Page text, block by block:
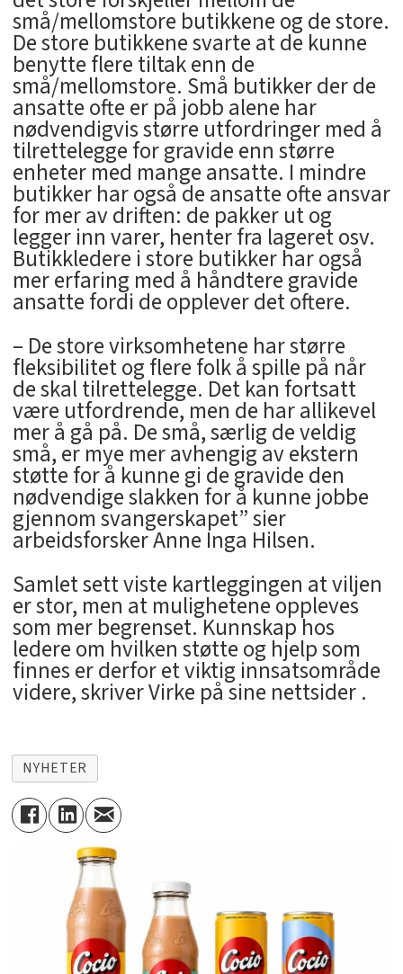
små/mellomstore butikkene og de store.
De store butikkene svarte at de kunne
benytte flere tiltak enn de
små/mellomstore. Små butikker der de
ansatte ofte er på jobb alene har
nødvendigvis større utfordringer med å
tilrettelegge for gravide enn større
enheter med mange ansatte. I mindre
butikker har også de ansatte ofte ansvar
for mer av driften: de pakker ut og
legger inn varer, henter fra lageret osv.
Butikkledere i store butikker har også
mer erfaring med å håndtere gravide
ansatte fordi de opplever det oftere.
– De store virksomhetene har større
fleksibilitet og flere folk å spille på når
de skal tilrettelegge. Det kan fortsatt
være utfordrende, men de har allikevel
mer å gå på. De små, særlig de veldig
små, er mye mer avhengig av ekstern
støtte for å kunne gi de gravide den
nødvendige slakken for å kunne jobbe
gjennom svangerskapet” sier
arbeidsforsker Anne Inga Hilsen.
Samlet sett viste kartleggingen at viljen
er stor, men at mulighetene oppleves
som mer begrenset. Kunnskap hos
ledere om hvilken støtte og hjelp som
finnes er derfor et viktig innsatsområde
videre, skriver Virke på sine nettsider .
NYHETER